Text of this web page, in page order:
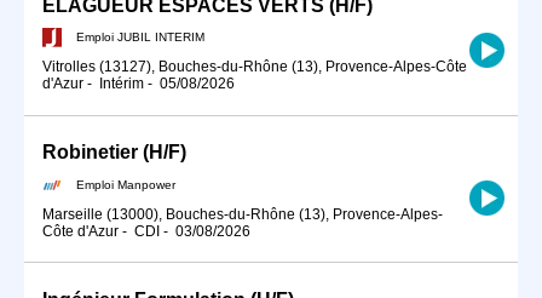
ELAGUEUR ESPACES VERTS (H/F)
Emploi JUBIL INTERIM
Vitrolles (13127), Bouches-du-Rhône (13), Provence-Alpes-Côte
d'Azur - Intérim - 05/08/2026
Robinetier (H/F)
Emploi Manpower
Marseille (13000), Bouches-du-Rhône (13), Provence-Alpes-
Côte d'Azur - CDI - 03/08/2026